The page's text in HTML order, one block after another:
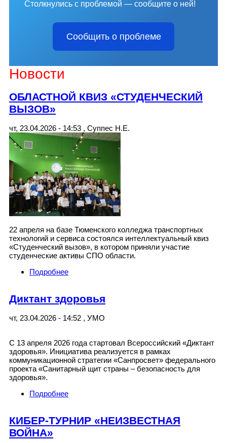
Столкнулись с проблемой — сообщите о ней!
Сообщить о проблеме
Новости
ОБЛАСТНОЙ КВИЗ «СТУДЕНЧЕСКИЙ
ВЫЗОВ»
чт, 23.04.2026 - 14:53 , Суппес Н.Е.
22 апреля на базе Тюменского колледжа транспортных
технологий и сервиса состоялся интеллектуальный квиз
«Студенческий вызов», в котором приняли участие
студенческие активы СПО области.
Подробнее
Диктант здоровья
чт, 23.04.2026 - 14:52 , УМО
С 13 апреля 2026 года стартовал Всероссийский «Диктант
здоровья». Инициатива реализуется в рамках
коммуникационной стратегии «Санпросвет» федерального
проекта «Санитарный щит страны – безопасность для
здоровья».
Подробнее
КИБЕР-ТУРНИР «НЕИЗВЕСТНАЯ
ВОЙНА»